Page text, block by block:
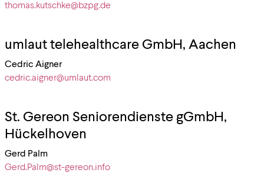
thomas.kutschke@bzpg.de
umlaut telehealthcare GmbH, Aachen
Cedric Aigner
cedric.aigner@umlaut.com
St. Gereon Seniorendienste gGmbH,
Hückelhoven
Gerd Palm
Gerd.Palm@st-gereon.info